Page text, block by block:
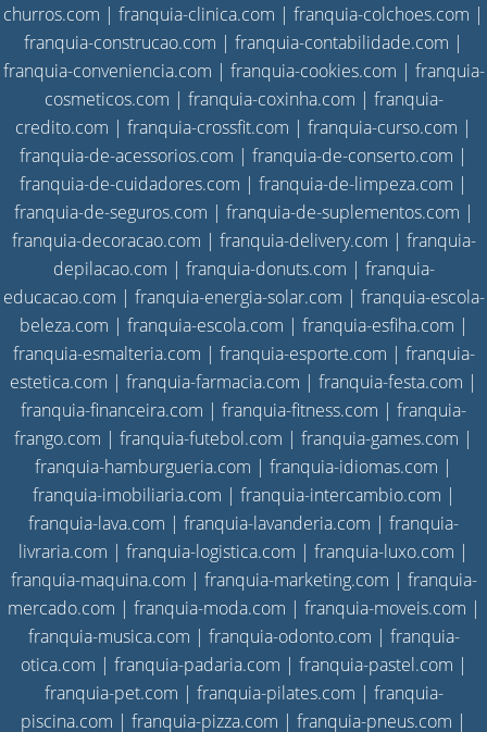
churros.com | franquia-clinica.com | franquia-colchoes.com |
franquia-construcao.com | franquia-contabilidade.com |
franquia-conveniencia.com | franquia-cookies.com | franquia-
cosmeticos.com | franquia-coxinha.com | franquia-
credito.com | franquia-crossfit.com | franquia-curso.com |
franquia-de-acessorios.com | franquia-de-conserto.com |
franquia-de-cuidadores.com | franquia-de-limpeza.com |
franquia-de-seguros.com | franquia-de-suplementos.com |
franquia-decoracao.com | franquia-delivery.com | franquia-
depilacao.com | franquia-donuts.com | franquia-
educacao.com | franquia-energia-solar.com | franquia-escola-
beleza.com | franquia-escola.com | franquia-esfiha.com |
franquia-esmalteria.com | franquia-esporte.com | franquia-
estetica.com | franquia-farmacia.com | franquia-festa.com |
franquia-financeira.com | franquia-fitness.com | franquia-
frango.com | franquia-futebol.com | franquia-games.com |
franquia-hamburgueria.com | franquia-idiomas.com |
franquia-imobiliaria.com | franquia-intercambio.com |
franquia-lava.com | franquia-lavanderia.com | franquia-
livraria.com | franquia-logistica.com | franquia-luxo.com |
franquia-maquina.com | franquia-marketing.com | franquia-
mercado.com | franquia-moda.com | franquia-moveis.com |
franquia-musica.com | franquia-odonto.com | franquia-
otica.com | franquia-padaria.com | franquia-pastel.com |
franquia-pet.com | franquia-pilates.com | franquia-
piscina.com | franquia-pizza.com | franquia-pneus.com |